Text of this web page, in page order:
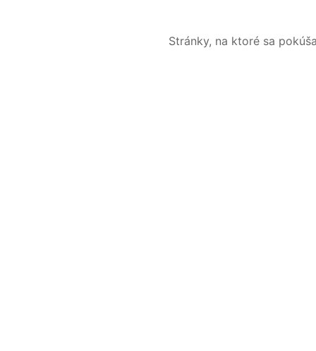
Stránky, na ktoré sa